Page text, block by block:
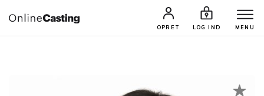
OPRET LOG IND MENU
CASTINGS & JOBS SØG PROFIL